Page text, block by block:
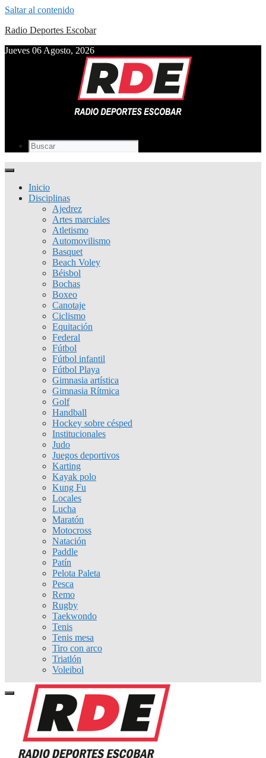
Saltar al contenido
Radio Deportes Escobar
Jueves 06 Agosto, 2026
Inicio
Disciplinas
Ajedrez
Artes marciales
Atletismo
Automovilismo
Basquet
Beach Voley
Béisbol
Bochas
Boxeo
Canotaje
Ciclismo
Equitación
Federal
Fútbol
Fútbol infantil
Fútbol Playa
Gimnasia artística
Gimnasia Rítmica
Golf
Handball
Hockey sobre césped
Institucionales
Judo
Juegos deportivos
Karting
Kayak polo
Kung Fu
Locales
Lucha
Maratón
Motocross
Natación
Paddle
Patín
Pelota Paleta
Pesca
Remo
Rugby
Taekwondo
Tenis
Tenis mesa
Tiro con arco
Triatlón
Voleibol